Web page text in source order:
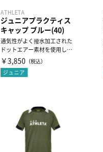
ATHLETA
ジュニアプラクティス
キャップ ブルー(40)
通気性がよく撥水加工された
ドットエアー素材を使用し
た、ジュニアプラクティスキ
ャッ...
￥3,850 （税込）
ジュニア